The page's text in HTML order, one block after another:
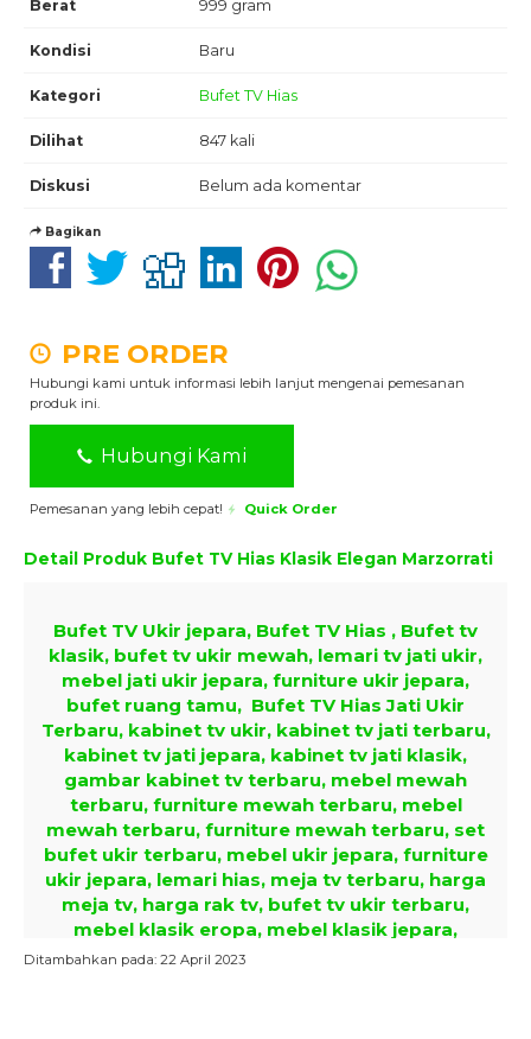
Berat 999 gram
Kondisi Baru
Kategori Bufet TV Hias
Dilihat 847 kali
Diskusi Belum ada komentar
Bagikan
PRE ORDER
Hubungi kami untuk informasi lebih lanjut mengenai pemesanan
produk ini.
Hubungi Kami
Pemesanan yang lebih cepat! Quick Order
Detail Produk Bufet TV Hias Klasik Elegan Marzorrati
Bufet TV Ukir jepara, Bufet TV Hias , Bufet tv
klasik, bufet tv ukir mewah, lemari tv jati ukir,
mebel jati ukir jepara, furniture ukir jepara,
bufet ruang tamu, Bufet TV Hias Jati Ukir
Terbaru, kabinet tv ukir, kabinet tv jati terbaru,
kabinet tv jati jepara, kabinet tv jati klasik,
gambar kabinet tv terbaru, mebel mewah
terbaru, furniture mewah terbaru, mebel
mewah terbaru, furniture mewah terbaru, set
bufet ukir terbaru, mebel ukir jepara, furniture
ukir jepara, lemari hias, meja tv terbaru, harga
meja tv, harga rak tv, bufet tv ukir terbaru,
mebel klasik eropa, mebel klasik jepara,
furniture klasik eropa
Ditambahkan pada: 22 April 2023